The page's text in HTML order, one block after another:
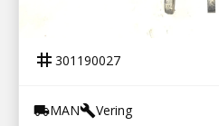
STEUNPLAAT ACHTER
tag 301190027
local_shippingMANbuildVering